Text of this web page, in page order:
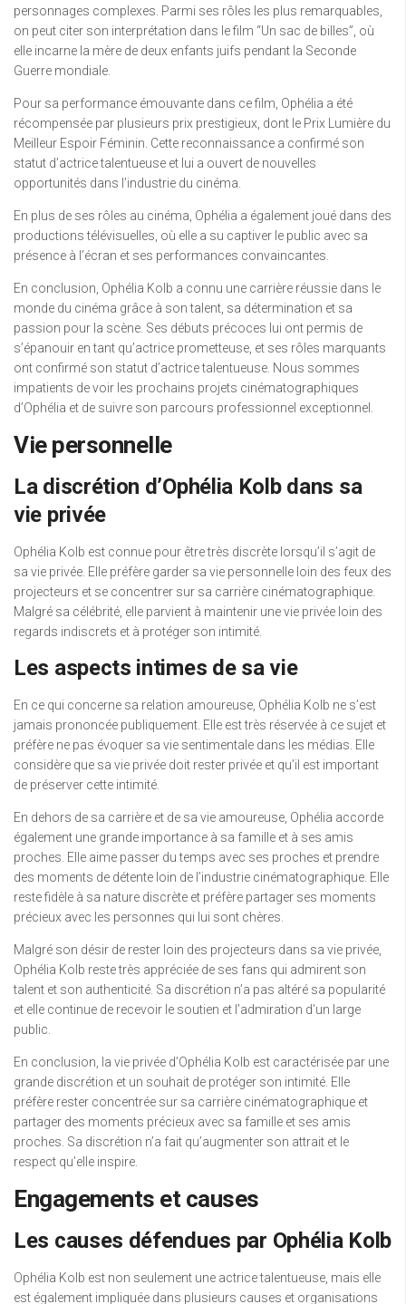
personnages complexes. Parmi ses rôles les plus remarquables,
on peut citer son interprétation dans le film “Un sac de billes”, où
elle incarne la mère de deux enfants juifs pendant la Seconde
Guerre mondiale.
Pour sa performance émouvante dans ce film, Ophélia a été
récompensée par plusieurs prix prestigieux, dont le Prix Lumière du
Meilleur Espoir Féminin. Cette reconnaissance a confirmé son
statut d’actrice talentueuse et lui a ouvert de nouvelles
opportunités dans l’industrie du cinéma.
En plus de ses rôles au cinéma, Ophélia a également joué dans des
productions télévisuelles, où elle a su captiver le public avec sa
présence à l’écran et ses performances convaincantes.
En conclusion, Ophélia Kolb a connu une carrière réussie dans le
monde du cinéma grâce à son talent, sa détermination et sa
passion pour la scène. Ses débuts précoces lui ont permis de
s’épanouir en tant qu’actrice prometteuse, et ses rôles marquants
ont confirmé son statut d’actrice talentueuse. Nous sommes
impatients de voir les prochains projets cinématographiques
d’Ophélia et de suivre son parcours professionnel exceptionnel.
Vie personnelle
La discrétion d’Ophélia Kolb dans sa
vie privée
Ophélia Kolb est connue pour être très discrète lorsqu’il s’agit de
sa vie privée. Elle préfère garder sa vie personnelle loin des feux des
projecteurs et se concentrer sur sa carrière cinématographique.
Malgré sa célébrité, elle parvient à maintenir une vie privée loin des
regards indiscrets et à protéger son intimité.
Les aspects intimes de sa vie
En ce qui concerne sa relation amoureuse, Ophélia Kolb ne s’est
jamais prononcée publiquement. Elle est très réservée à ce sujet et
préfère ne pas évoquer sa vie sentimentale dans les médias. Elle
considère que sa vie privée doit rester privée et qu’il est important
de préserver cette intimité.
En dehors de sa carrière et de sa vie amoureuse, Ophélia accorde
également une grande importance à sa famille et à ses amis
proches. Elle aime passer du temps avec ses proches et prendre
des moments de détente loin de l’industrie cinématographique. Elle
reste fidèle à sa nature discrète et préfère partager ses moments
précieux avec les personnes qui lui sont chères.
Malgré son désir de rester loin des projecteurs dans sa vie privée,
Ophélia Kolb reste très appréciée de ses fans qui admirent son
talent et son authenticité. Sa discrétion n’a pas altéré sa popularité
et elle continue de recevoir le soutien et l’admiration d’un large
public.
En conclusion, la vie privée d’Ophélia Kolb est caractérisée par une
grande discrétion et un souhait de protéger son intimité. Elle
préfère rester concentrée sur sa carrière cinématographique et
partager des moments précieux avec sa famille et ses amis
proches. Sa discrétion n’a fait qu’augmenter son attrait et le
respect qu’elle inspire.
Engagements et causes
Les causes défendues par Ophélia Kolb
Ophélia Kolb est non seulement une actrice talentueuse, mais elle
est également impliquée dans plusieurs causes et organisations